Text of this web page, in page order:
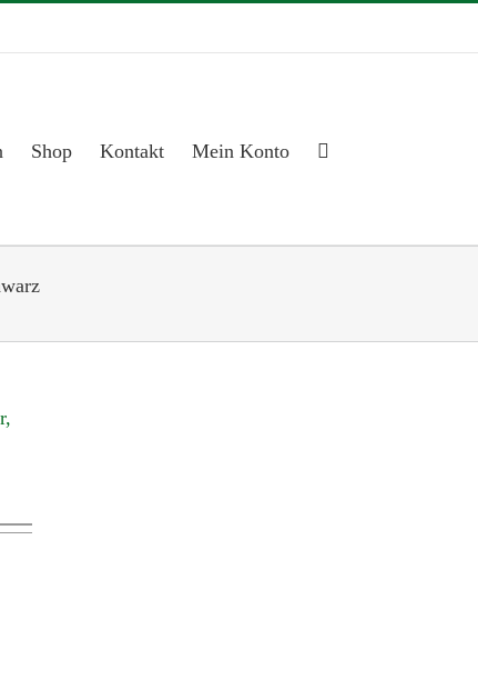
Shop Kontakt Mein Konto